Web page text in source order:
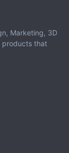
Marketing, 3D
products that